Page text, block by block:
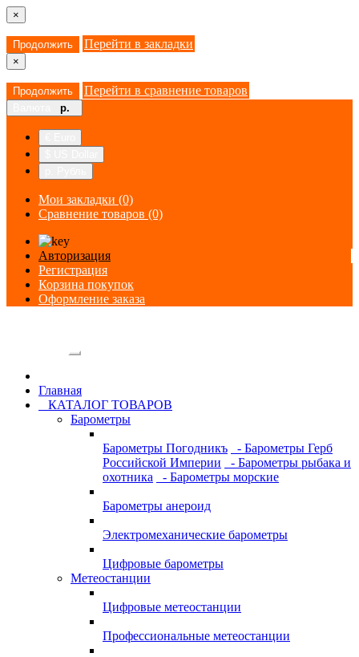
×
Продолжить Перейти в закладки
×
Продолжить Перейти в сравнение товаров
р.
Мои закладки (0)
Сравнение товаров (0)
Авторизация
Регистрация
Корзина покупок
Оформление заказа
Главная
КАТАЛОГ ТОВАРОВ
Барометры
Барометры Погодникъ
- Барометры Герб
Российской Империи
- Барометры рыбака и
охотника
- Барометры морские
Барометры анероид
Электромеханические барометры
Цифровые барометры
Метеостанции
Цифровые метеостанции
Профессиональные метеостанции